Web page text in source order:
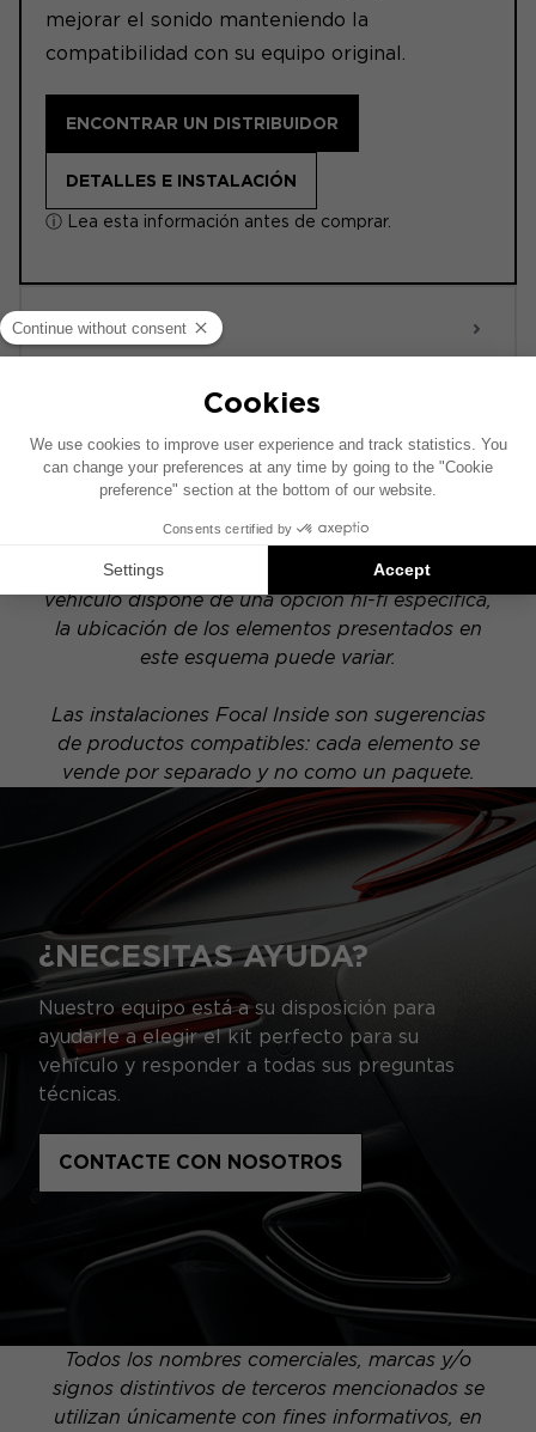
mejorar el sonido manteniendo la
compatibilidad con su equipo original.
ENCONTRAR UN DISTRIBUIDOR
DETALLES E INSTALACIÓN
ⓘ Lea esta información antes de comprar.
ACTIVE
sobre la base de un vehículo equipado con un
sistema de audio original de fábrica. Si tu
vehículo dispone de una opción hi-fi específica,
la ubicación de los elementos presentados en
este esquema puede variar.
Las instalaciones Focal Inside son sugerencias
de productos compatibles: cada elemento se
vende por separado y no como un paquete.
¿NECESITAS AYUDA?
Nuestro equipo está a su disposición para
ayudarle a elegir el kit perfecto para su
vehículo y responder a todas sus preguntas
técnicas.
CONTACTE CON NOSOTROS
Todos los nombres comerciales, marcas y/o
signos distintivos de terceros mencionados se
utilizan únicamente con fines informativos, en